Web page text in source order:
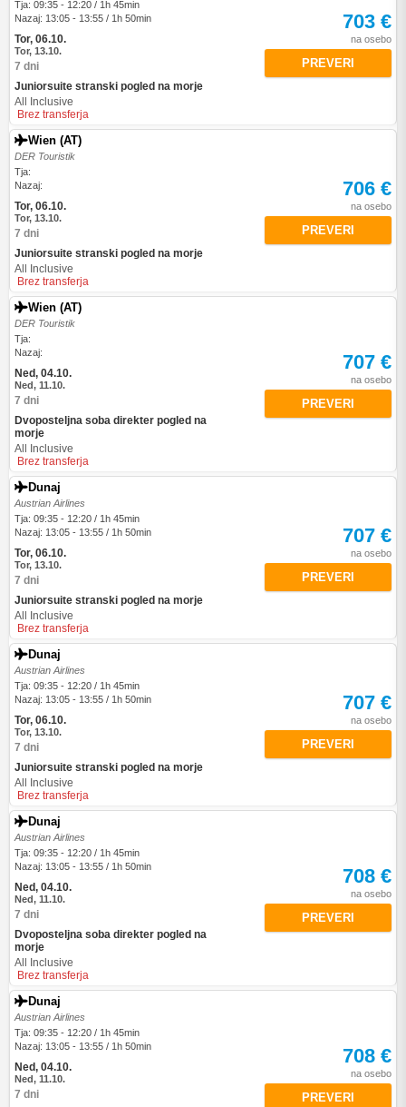
Tja: 09:35 - 12:20 / 1h 45min
Nazaj: 13:05 - 13:55 / 1h 50min
Tor, 06.10.
Tor, 13.10.
7 dni
Juniorsuite stranski pogled na morje
All Inclusive
Brez transferja
703 €
na osebo
PREVERI
Wien (AT)
DER Touristik
Tja:
Nazaj:
Tor, 06.10.
Tor, 13.10.
7 dni
Juniorsuite stranski pogled na morje
All Inclusive
Brez transferja
706 €
na osebo
PREVERI
Wien (AT)
DER Touristik
Tja:
Nazaj:
Ned, 04.10.
Ned, 11.10.
7 dni
Dvoposteljna soba direkter pogled na
morje
All Inclusive
Brez transferja
707 €
na osebo
PREVERI
Dunaj
Austrian Airlines
Tja: 09:35 - 12:20 / 1h 45min
Nazaj: 13:05 - 13:55 / 1h 50min
Tor, 06.10.
Tor, 13.10.
7 dni
Juniorsuite stranski pogled na morje
All Inclusive
Brez transferja
707 €
na osebo
PREVERI
Dunaj
Austrian Airlines
Tja: 09:35 - 12:20 / 1h 45min
Nazaj: 13:05 - 13:55 / 1h 50min
Tor, 06.10.
Tor, 13.10.
7 dni
Juniorsuite stranski pogled na morje
All Inclusive
Brez transferja
707 €
na osebo
PREVERI
Dunaj
Austrian Airlines
Tja: 09:35 - 12:20 / 1h 45min
Nazaj: 13:05 - 13:55 / 1h 50min
Ned, 04.10.
Ned, 11.10.
7 dni
Dvoposteljna soba direkter pogled na
morje
All Inclusive
Brez transferja
708 €
na osebo
PREVERI
Dunaj
Austrian Airlines
Tja: 09:35 - 12:20 / 1h 45min
Nazaj: 13:05 - 13:55 / 1h 50min
Ned, 04.10.
Ned, 11.10.
7 dni
708 €
na osebo
PREVERI